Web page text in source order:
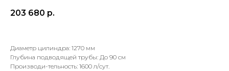
203 680 р.
Диаметр цилиндра: 1270 мм
Глубина подводящей трубы: До 90 см
Производи-тельность: 1600 л/сут.